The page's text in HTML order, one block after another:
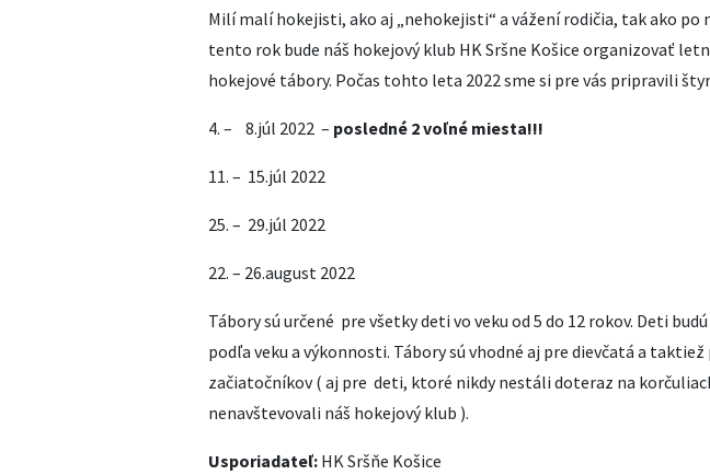
Milí malí hokejisti, ako aj „nehokejisti“ a vážení rodičia, tak ako po
tento rok bude náš hokejový klub HK Sršne Košice organizovať
hokejové tábory. Počas tohto leta 2022 sme si pre vás pripravili
4. – 8.júl 2022 – posledné 2 voľné miesta!!!
11. – 15.júl 2022
25. – 29.júl 2022
22. – 26.august 2022
Tábory sú určené pre všetky deti vo veku od 5 do 12 rokov. Deti
podľa veku a výkonnosti. Tábory sú vhodné aj pre dievčatá a
začiatočníkov ( aj pre deti, ktoré nikdy nestáli doteraz na
nenavštevovali náš hokejový klub ).
Usporiadateľ: HK Sršňe Košice